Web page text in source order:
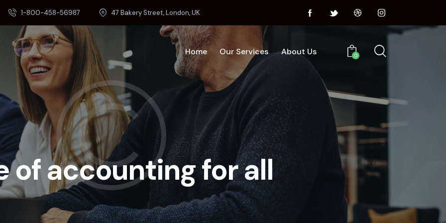
1-800-458-56987 47 Bakery Street, London, UK
Home Our Services About Us 0
Home About Us
of accounting for all